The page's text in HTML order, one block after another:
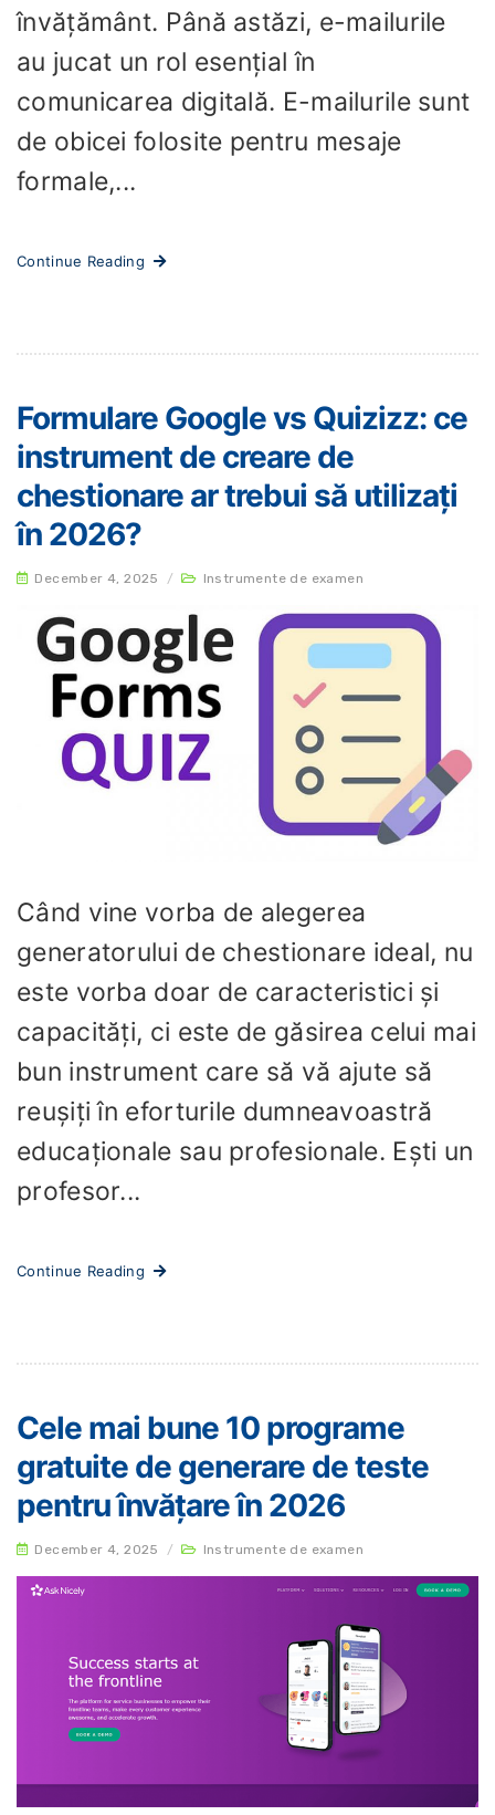
învățământ. Până astăzi, e-mailurile
au jucat un rol esențial în
comunicarea digitală. E-mailurile sunt
de obicei folosite pentru mesaje
formale,...
Continue Reading
Formulare Google vs Quizizz: ce
instrument de creare de
chestionare ar trebui să utilizați
în 2026?
December 4, 2025 / Instrumente de examen
Când vine vorba de alegerea
generatorului de chestionare ideal, nu
este vorba doar de caracteristici și
capacități, ci este de găsirea celui mai
bun instrument care să vă ajute să
reușiți în eforturile dumneavoastră
educaționale sau profesionale. Ești un
profesor...
Continue Reading
Cele mai bune 10 programe
gratuite de generare de teste
pentru învățare în 2026
December 4, 2025 / Instrumente de examen